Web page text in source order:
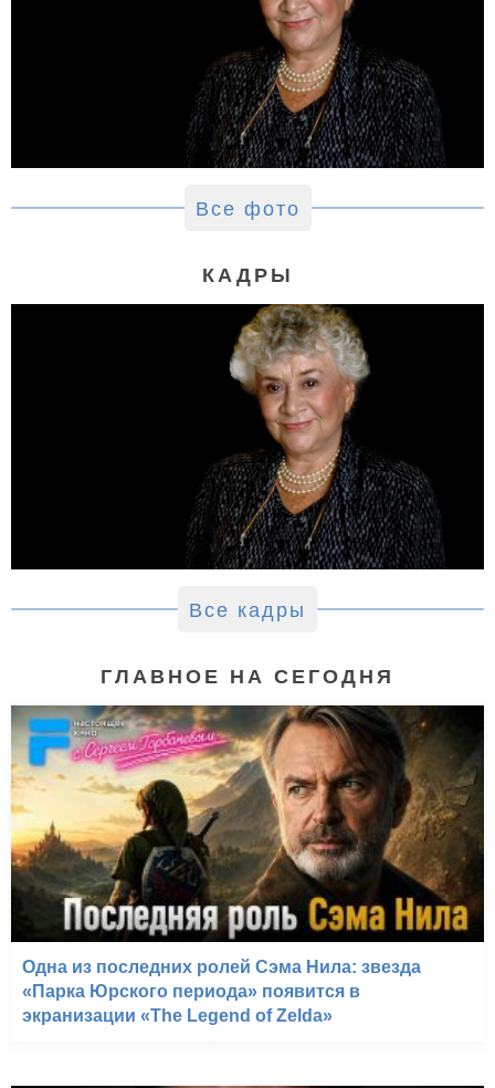
Все фото
КАДРЫ
Все кадры
ГЛАВНОЕ НА СЕГОДНЯ
Одна из последних ролей Сэма Нила: звезда
«Парка Юрского периода» появится в
экранизации «The Legend of Zelda»